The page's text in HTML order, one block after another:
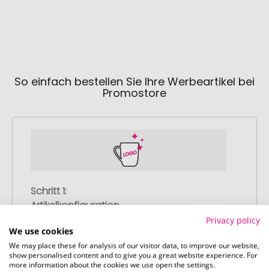
So einfach bestellen Sie Ihre Werbeartikel bei
Promostore
Schritt 1:
Artikelkonfiguration
Werbeartikel aus und passen Sie diese
nach Ihren Vorstellungen an.
Anschließend legen Sie die konfigurierten
Privacy policy
We use cookies
We may place these for analysis of our visitor data, to improve our website,
show personalised content and to give you a great website experience. For
more information about the cookies we use open the settings.